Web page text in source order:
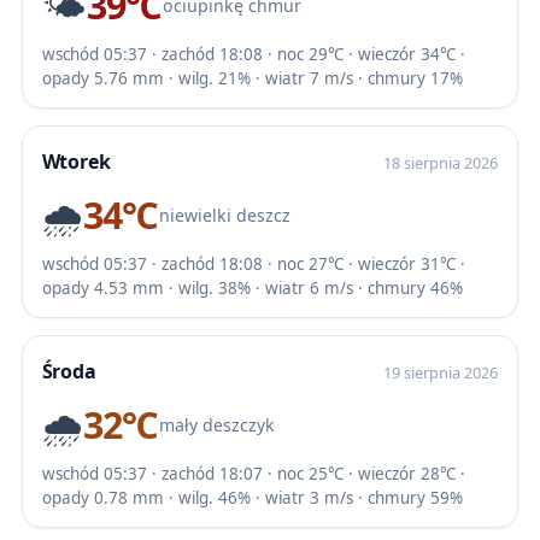
ociupinkę chmur
wschód 05:37 · zachód 18:08 · noc 29℃ · wieczór 34℃ ·
opady 5.76 mm · wilg. 21% · wiatr 7 m/s · chmury 17%
Wtorek 18 sierpnia 2026
🌧️34℃niewielki deszcz
wschód 05:37 · zachód 18:08 · noc 27℃ · wieczór 31℃ ·
opady 4.53 mm · wilg. 38% · wiatr 6 m/s · chmury 46%
Środa 19 sierpnia 2026
🌧️32℃mały deszczyk
wschód 05:37 · zachód 18:07 · noc 25℃ · wieczór 28℃ ·
opady 0.78 mm · wilg. 46% · wiatr 3 m/s · chmury 59%